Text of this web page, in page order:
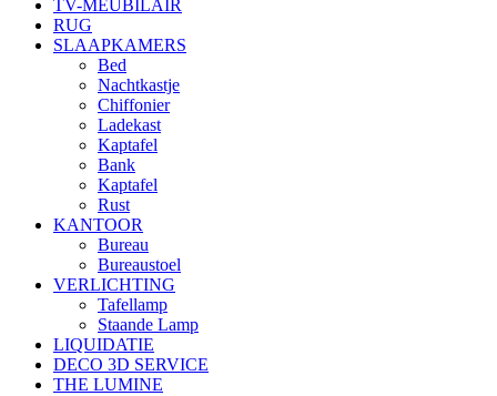
TV-MEUBILAIR
RUG
SLAAPKAMERS
Bed
Nachtkastje
Chiffonier
Ladekast
Kaptafel
Bank
Kaptafel
Rust
KANTOOR
Bureau
Bureaustoel
VERLICHTING
Tafellamp
Staande Lamp
LIQUIDATIE
DECO 3D SERVICE
THE LUMINE